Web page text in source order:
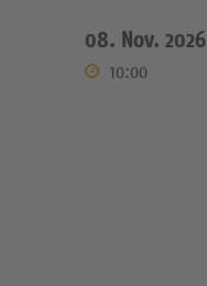
08. Nov. 2026
10:00